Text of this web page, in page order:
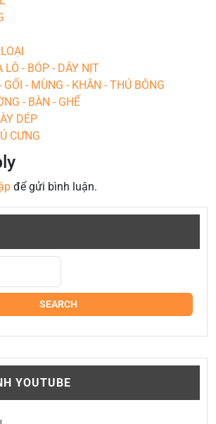
LÔ - BÓP - DÂY NỊT
GỐI - MÙNG - KHĂN - THÚ BÔNG
- BÀN - GHẾ
DÉP
CƯNG
để gửi bình luận.
YOUTUBE